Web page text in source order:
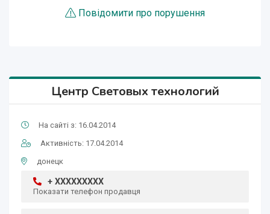
Повідомити про порушення
Центр Световых технологий
На сайті з: 16.04.2014
Активність: 17.04.2014
донецк
+ XXXXXXXXX
Показати телефон продавця